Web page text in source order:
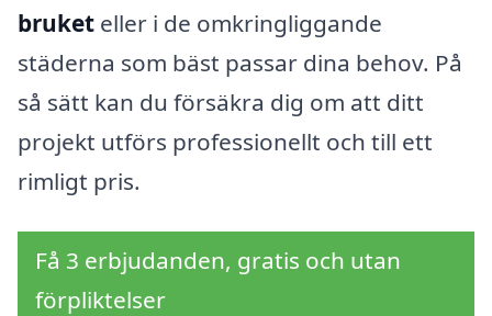
bruket eller i de omkringliggande
städerna som bäst passar dina behov. På
så sätt kan du försäkra dig om att ditt
projekt utförs professionellt och till ett
rimligt pris.
Få 3 erbjudanden, gratis och utan
förpliktelser